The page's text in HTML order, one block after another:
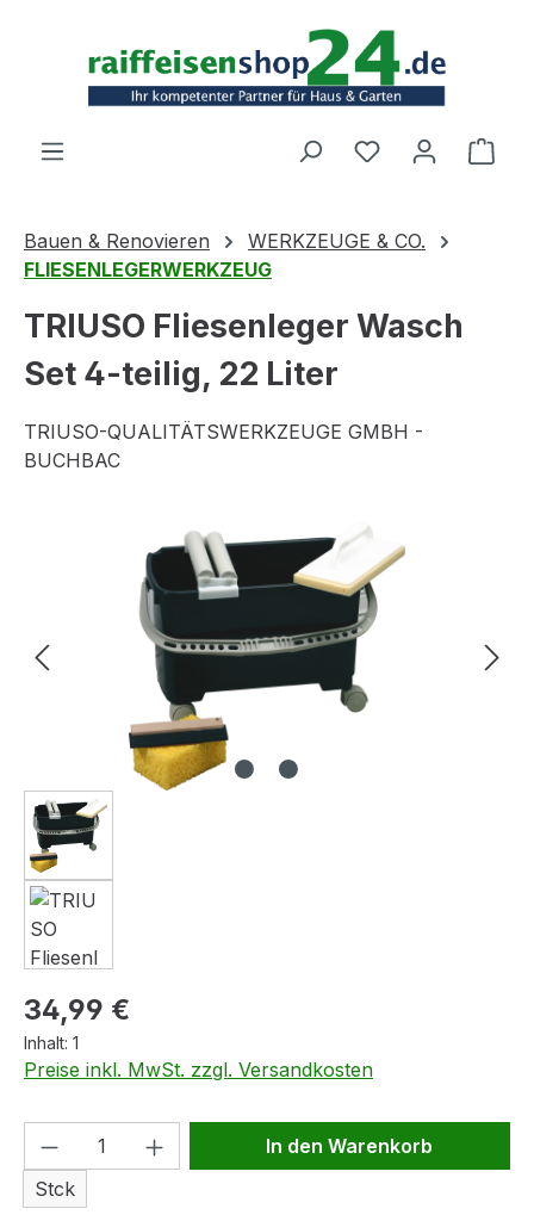
Bauen & Renovieren
WERKZEUGE & CO.
FLIESENLEGERWERKZEUG
TRIUSO Fliesenleger Wasch
Set 4-teilig, 22 Liter
TRIUSO-QUALITÄTSWERKZEUGE GMBH -
BUCHBAC
Bildergalerie überspringen
Regulärer Preis:
34,99 €
Inhalt: 1
Preise inkl. MwSt. zzgl. Versandkosten
Produkt Anzahl: Gib den
Stck
In den Warenkorb